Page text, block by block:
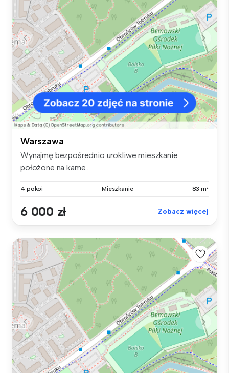
Warszawa
Wynajmę bezpośrednio urokliwe mieszkanie
położone na kame...
4 pokoi Mieszkanie 83 m²
6 000 zł Zobacz więcej